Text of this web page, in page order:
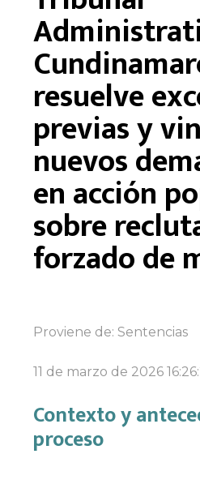
resuelve
previas y
nuevos
en acción
sobre
forzado de
Proviene de: Sentencias
11 de marzo de 2026
Contexto y
proceso